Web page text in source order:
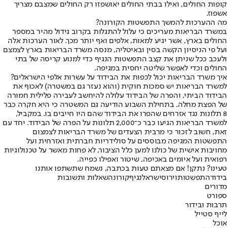
קופות החולים, ואילו בבתי החולים יאושפזו רק החולים שמצבם מצריך
אשפוז.
מה ההערכות להמשך התפשטות הקורונה?
במשרד הבריאות מעריכים כי עלול להתגלות בקרוב גידול מהיר במספר
החולים בארץ, אשר יגיע למאות, אלפים ואף יותר מכך. לאור הערכות אלה
ועל פי הניסיון הקשה בסין ובאיטליה, מנסה משרד הבריאות בארץ לצמצם
ולעכב ככל שניתן את קצב התפשטות הנגיף כדי למנוע קריסה של בתי
החולים וכדי לאפשר שליטה יחסית במגיפה.
איך משרד הבריאות יכול לכפות את הבידוד על עשרות אלפי הישראלים?
למשרד הבריאות יש סמכות חוקית (והוא נעזר גם במשטרה) לאכוף את
הבידוד הביתי, והפרה של הבידוד עלולה להיחשב לעבירה פלילית חמורה
של הפצת מחלה. בתחילת השבוע הודיעה גם המשטרה כי היא חקרה כבר
8 תלונות נגד אזרחים שהפרו את הבידוד שהם היו חייבים בו. במקביל,
למשרד הבריאות הגיעו כבר כ־2,000 תלונות על הפרה של הבידוד. יחד עם
זאת, חשוב לזכור כי מרבית הצעדים של משרד הבריאות לצמצום
התפשטות המגיפה מבוססים על סולידריות חברתית ואזרחית ועל
מחויבות אישית של כולנו למען כלל הציבור, לא פחות מאשר על טכנולוגיות
רפואית ועל איומים באכיפה, שיטור ואפילו כפייה.
טעינו? נתקן! אם מצאתם טעות בכתבה, נשמח שתשתפו אותנו
בידודהתפשטותוירוסישראלנגיףקורונהשאלות ותשובות
מדורים
ספורט
תרבות ובידור
לייף סטייל
אוכל